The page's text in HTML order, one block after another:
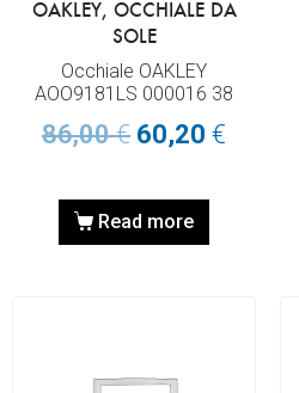
OAKLEY, OCCHIALE DA
SOLE
Occhiale OAKLEY
AOO9181LS 000016 38
86,00€ 60,20 €
Read more